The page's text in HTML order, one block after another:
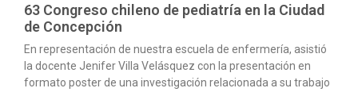
63 Congreso chileno de pediatría en la Ciudad
de Concepción
En representación de nuestra escuela de enfermería, asistió
la docente Jenifer Villa Velásquez con la presentación en
formato poster de una investigación relacionada a su trabajo